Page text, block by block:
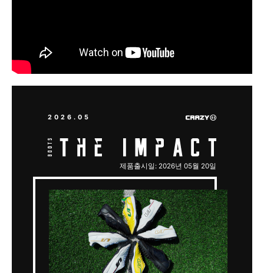
2026.05
제품출시일: 2026년 05월 20일